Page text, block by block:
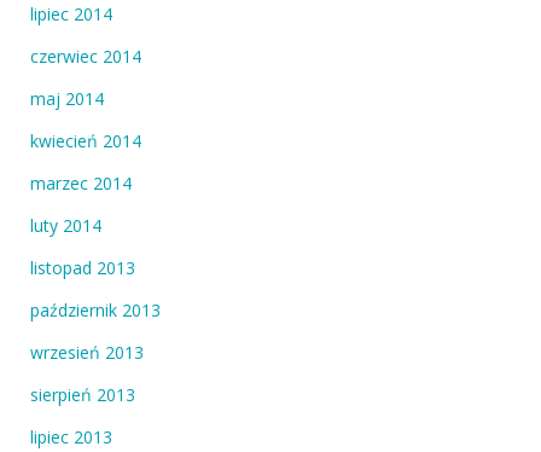
lipiec 2014
czerwiec 2014
maj 2014
kwiecień 2014
marzec 2014
luty 2014
listopad 2013
październik 2013
wrzesień 2013
sierpień 2013
lipiec 2013